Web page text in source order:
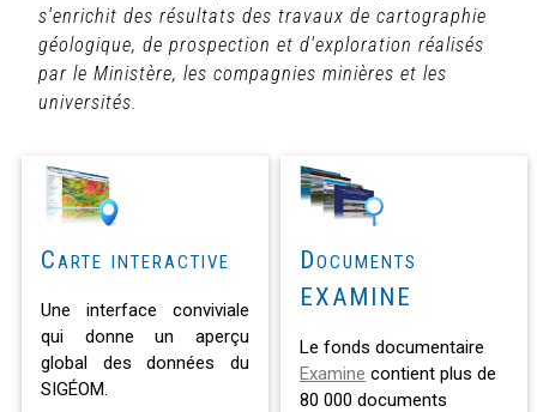
s'enrichit des résultats des travaux de cartographie
géologique, de prospection et d'exploration réalisés
par le Ministère, les compagnies minières et les
universités.
Carte interactive
Une interface conviviale
qui donne un aperçu
global des données du
SIGÉOM.
Documents
EXAMINE
Le fonds documentaire
Examine contient plus de
80 000 documents